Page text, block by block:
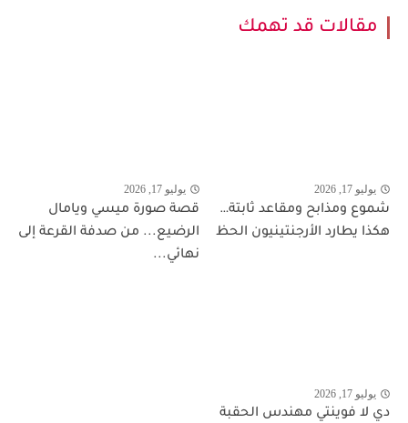
مقالات قد تهمك
يوليو 17, 2026
شموع ومذابح ومقاعد ثابتة…
هكذا يطارد الأرجنتينيون الحظ
يوليو 17, 2026
قصة صورة ميسي ويامال
الرضيع... من صدفة القرعة إلى
نهائي...
يوليو 17, 2026
دي لا فوينتي مهندس الحقبة